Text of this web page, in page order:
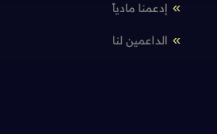
إدعمنا مادياً
الداعمين لنا